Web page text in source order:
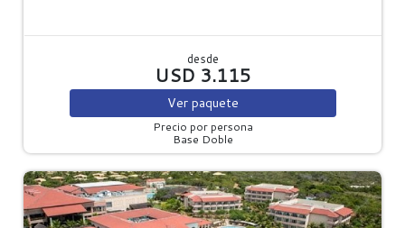
desde
USD 3.115
Ver paquete
Precio por persona
Base Doble